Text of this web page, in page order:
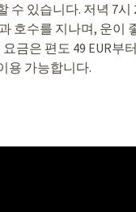
수 있습니다. 저녁 7시
호수를 지나며, 운이
금은 편도 49 EUR부
용 가능합니다.